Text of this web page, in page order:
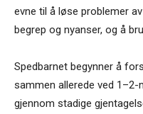
evne til å løse problemer
begrep og nyanser, og å
Spedbarnet begynner å
sammen allerede ved 1–2-
gjennom stadige